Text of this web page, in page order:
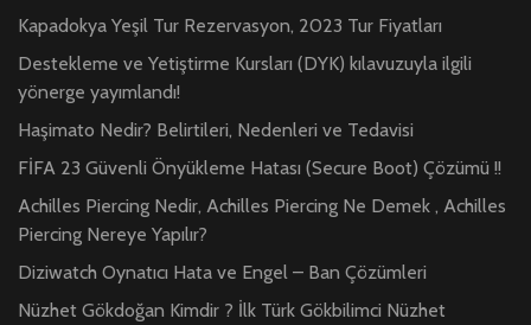
Kapadokya Yeşil Tur Rezervasyon, 2023 Tur Fiyatları
Destekleme ve Yetiştirme Kursları (DYK) kılavuzuyla ilgili
yönerge yayımlandı!
Haşimato Nedir? Belirtileri, Nedenleri ve Tedavisi
FİFA 23 Güvenli Önyükleme Hatası (Secure Boot) Çözümü !!
Achilles Piercing Nedir, Achilles Piercing Ne Demek , Achilles
Piercing Nereye Yapılır?
Diziwatch Oynatıcı Hata ve Engel – Ban Çözümleri
Nüzhet Gökdoğan Kimdir ? İlk Türk Gökbilimci Nüzhet